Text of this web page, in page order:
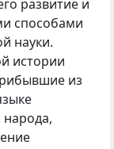
развитие и
способами
науки.
истории
из
народа,